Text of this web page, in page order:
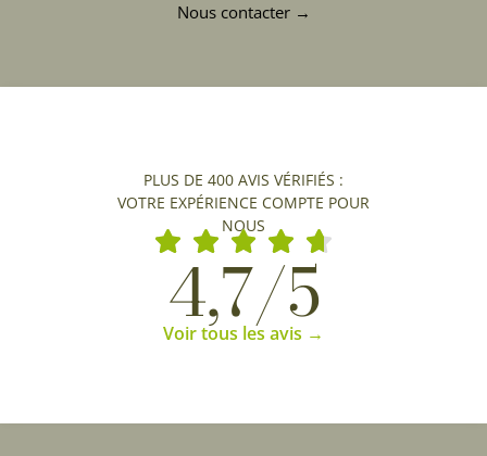
Nous contacter →
PLUS DE 400 AVIS VÉRIFIÉS :
VOTRE EXPÉRIENCE COMPTE POUR
NOUS
4,7/5
Voir tous les avis →